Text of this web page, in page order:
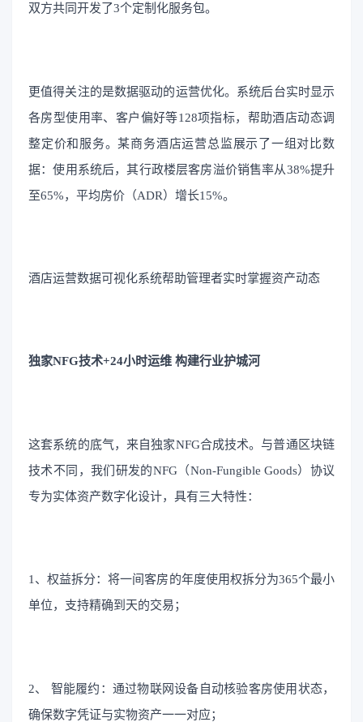
双方共同开发了3个定制化服务包。
更值得关注的是数据驱动的运营优化。系统后台实时显示
各房型使用率、客户偏好等128项指标，帮助酒店动态调
整定价和服务。某商务酒店运营总监展示了一组对比数
据：使用系统后，其行政楼层客房溢价销售率从38%提升
至65%，平均房价（ADR）增长15%。
酒店运营数据可视化系统帮助管理者实时掌握资产动态
独家NFG技术+24小时运维 构建行业护城河
这套系统的底气，来自独家NFG合成技术。与普通区块链
技术不同，我们研发的NFG（Non-Fungible Goods）协议
专为实体资产数字化设计，具有三大特性：
1、权益拆分：将一间客房的年度使用权拆分为365个最小
单位，支持精确到天的交易；
2、 智能履约：通过物联网设备自动核验客房使用状态，
确保数字凭证与实物资产一一对应；